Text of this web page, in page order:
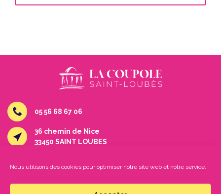
Nous utilisons des cookies pour optimiser notre site web et notre service.
05 56 68 67 06
36 chemin de Nice
33450 SAINT LOUBES